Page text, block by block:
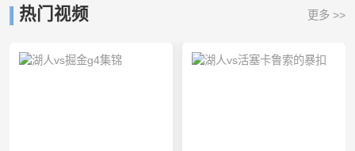
热门视频 更多 >>